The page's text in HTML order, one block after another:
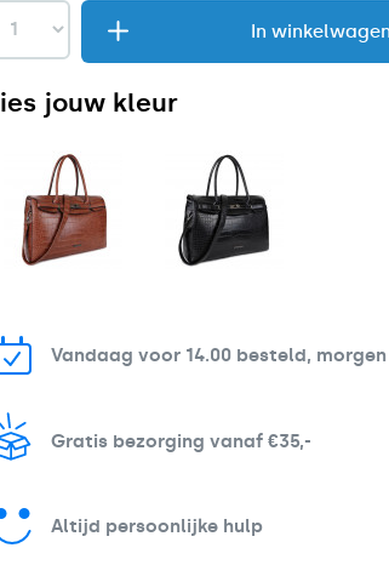
In winkelwagen
jouw kleur
Vandaag voor 14.00 besteld, morgen
Gratis bezorging vanaf €35,-
Altijd persoonlijke hulp